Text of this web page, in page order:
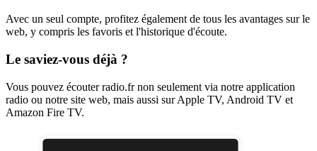
Avec un seul compte, profitez également de tous les avantages sur le
web, y compris les favoris et l'historique d'écoute.
Le saviez-vous déjà ?
Vous pouvez écouter radio.fr non seulement via notre application
radio ou notre site web, mais aussi sur Apple TV, Android TV et
Amazon Fire TV.